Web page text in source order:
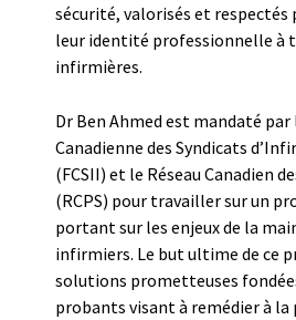
sécurité, valorisés et respectés
leur identité professionnelle à
infirmières.
Dr Ben Ahmed est mandaté
Canadienne des Syndicats
(FCSII) et le Réseau Canadien
(RCPS) pour travailler sur un
portant sur les enjeux de la
infirmiers. Le but ultime de ce
solutions prometteuses
probants visant à remédier à la